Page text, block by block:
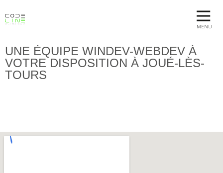
MENU
UNE ÉQUIPE WINDEV-WEBDEV À
VOTRE DISPOSITION À JOUÉ-LÈS-
TOURS